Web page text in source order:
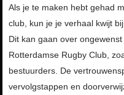
Als je te maken hebt gehad
club, kun je je verhaal kwijt
Dit kan gaan over
Rotterdamse Rugby Club,
bestuurders. De
vervolgstappen en